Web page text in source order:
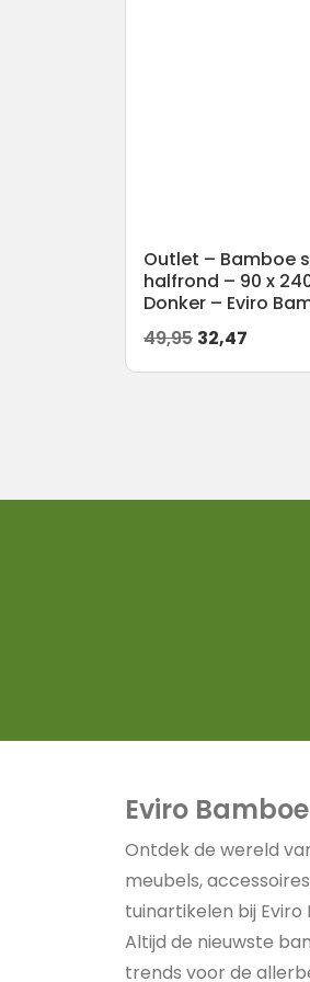
Outlet – Bamboe
halfrond – 90 x
Donker – Eviro
49,95
prijs
32,47
prijs
Eviro Bamboe
Ontdek de wereld
meubels,
tuinartikelen bij Eviro
Altijd de nieuwste
trends voor de